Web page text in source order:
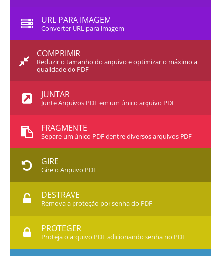
URL PARA IMAGEM
Converter URL para imagem
COMPRIMIR
Reduzir o tamanho do arquivo e optimizar o máximo a
qualidade do PDF
JUNTAR
Junte Arquivos PDF em um único arquivo PDF
FRAGMENTE
Separe um único PDF dentre diversos arquivos PDF
GIRE
Gire o Arquivo PDF
DESTRAVE
Remova a proteção por senha do PDF
PROTEGER
Proteja o arquivo PDF adicionando senha no PDF